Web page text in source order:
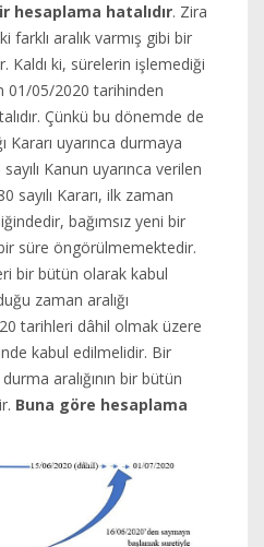
hesaplama hatalıdır. Zira
farklı aralık varmış gibi bir
Kaldı ki, sürelerin işlemediği
01/05/2020 tarihinden
Çünkü bu dönemde de
Kararı uyarınca durmaya
Kanun uyarınca verilen
sayılı Kararı, ilk zaman
bağımsız yeni bir
süre öngörülmemektedir.
bir bütün olarak kabul
zaman aralığı
tarihleri dâhil olmak üzere
kabul edilmelidir. Bir
aralığının bir bütün
Buna göre hesaplama